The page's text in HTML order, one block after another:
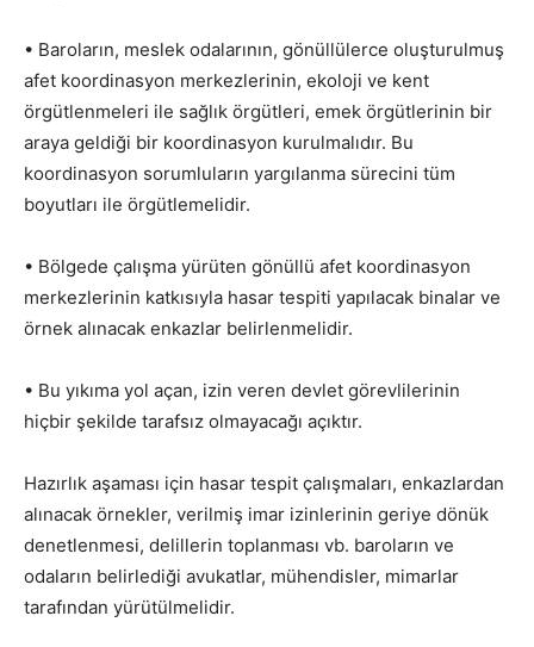
• Baroların, meslek odalarının, gönüllülerce oluşturulmuş
afet koordinasyon merkezlerinin, ekoloji ve kent
örgütlenmeleri ile sağlık örgütleri, emek örgütlerinin bir
araya geldiği bir koordinasyon kurulmalıdır. Bu
koordinasyon sorumluların yargılanma sürecini tüm
boyutları ile örgütlemelidir.
• Bölgede çalışma yürüten gönüllü afet koordinasyon
merkezlerinin katkısıyla hasar tespiti yapılacak binalar ve
örnek alınacak enkazlar belirlenmelidir.
• Bu yıkıma yol açan, izin veren devlet görevlilerinin
hiçbir şekilde tarafsız olmayacağı açıktır.
Hazırlık aşaması için hasar tespit çalışmaları, enkazlardan
alınacak örnekler, verilmiş imar izinlerinin geriye dönük
denetlenmesi, delillerin toplanması vb. baroların ve
odaların belirlediği avukatlar, mühendisler, mimarlar
tarafından yürütülmelidir.